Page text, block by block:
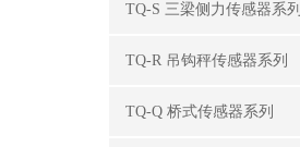
TQ-S 三梁侧力传感器系列
TQ-R 吊钩秤传感器系列
TQ-Q 桥式传感器系列